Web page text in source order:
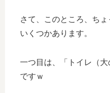
さて、このところ、ち
いくつかあります。
一つ目は、「トイレ（
ですｗ